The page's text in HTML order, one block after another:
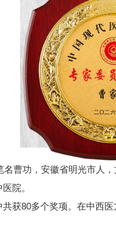
名曹功，安徽省明光市人
院。
获80多个奖项。在中西